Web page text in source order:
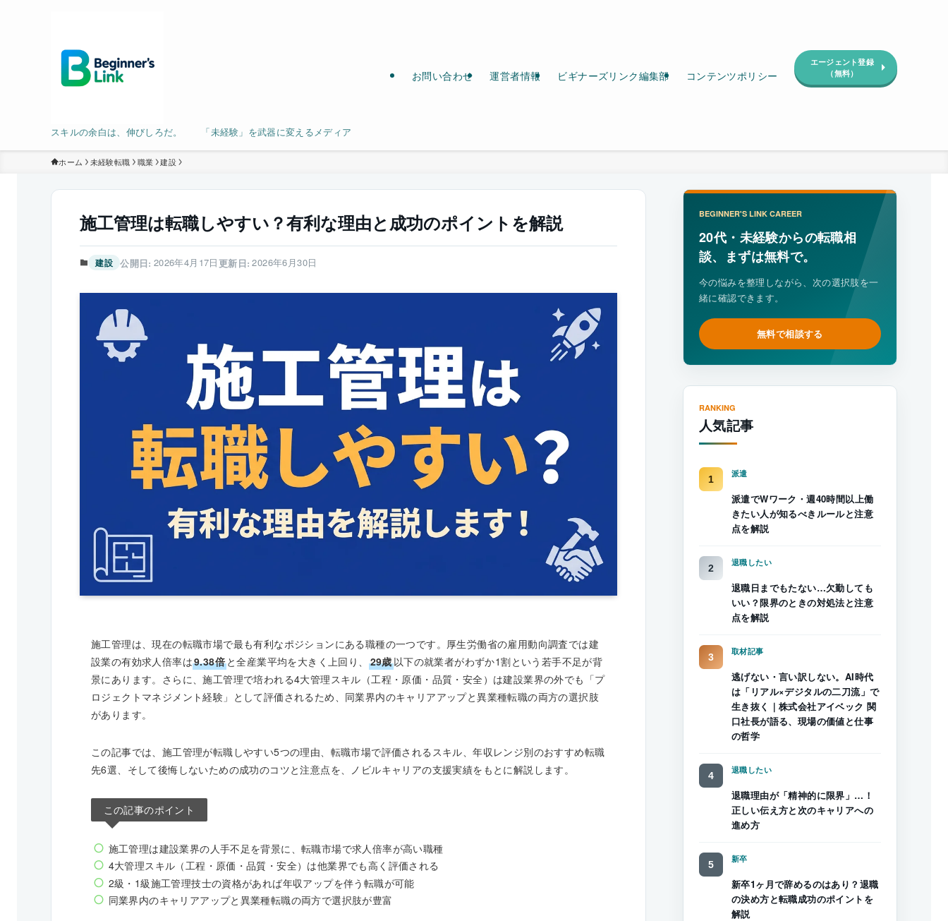
スキルの余白は、伸びしろだ。 「未経験」を武器に変えるメディア
お問い合わせ 運営者情報 ビギナーズリンク編集部 コンテンツポリシー
エージェント登録
（無料）
ホーム 未経験転職 職業 建設
施工管理は転職しやすい？有利な理由と成功のポイントを解説
建設 2026年4月17日 2026年6月30日
施工管理は、現在の転職市場で最も有利なポジションにある職種の一つです。厚生労働省の雇用動向調査では建
設業の有効求人倍率は9.38倍 と全産業平均を大きく上回り、 29歳以下の就業者がわずか1割という若手不足が背
景にあります。さらに、施工管理で培われる4大管理スキル（工程・原価・品質・安全）は建設業界の外でも「プ
ロジェクトマネジメント経験」として評価されるため、同業界内のキャリアアップと異業種転職の両方の選択肢
があります。
この記事では、施工管理が転職しやすい5つの理由、転職市場で評価されるスキル、年収レンジ別のおすすめ転職
先6選、そして後悔しないための成功のコツと注意点を、ノビルキャリアの支援実績をもとに解説します。
この記事のポイント
施工管理は建設業界の人手不足を背景に、転職市場で求人倍率が高い職種
4大管理スキル（工程・原価・品質・安全）は他業界でも高く評価される
2級・1級施工管理技士の資格があれば年収アップを伴う転職が可能
同業界内のキャリアアップと異業種転職の両方で選択肢が豊富
BEGINNER'S LINK CAREER
20代・未経験からの転職相
談、まずは無料で。
今の悩みを整理しながら、次の選択肢を一
緒に確認できます。
無料で相談する
RANKING
人気記事
派遣
派遣でWワーク・週40時間以上働
きたい人が知るべきルールと注意
点を解説
退職したい
退職日までもたない…欠勤しても
いい？限界のときの対処法と注意
点を解説
取材記事
逃げない・言い訳しない。AI時代
は「リアル×デジタルの二刀流」で
生き抜く｜株式会社アイベック 関
口社長が語る、現場の価値と仕事
の哲学
退職したい
退職理由が「精神的に限界」…！
正しい伝え方と次のキャリアへの
進め方
新卒
新卒1ヶ月で辞めるのはあり？退職
の決め方と転職成功のポイントを
解説